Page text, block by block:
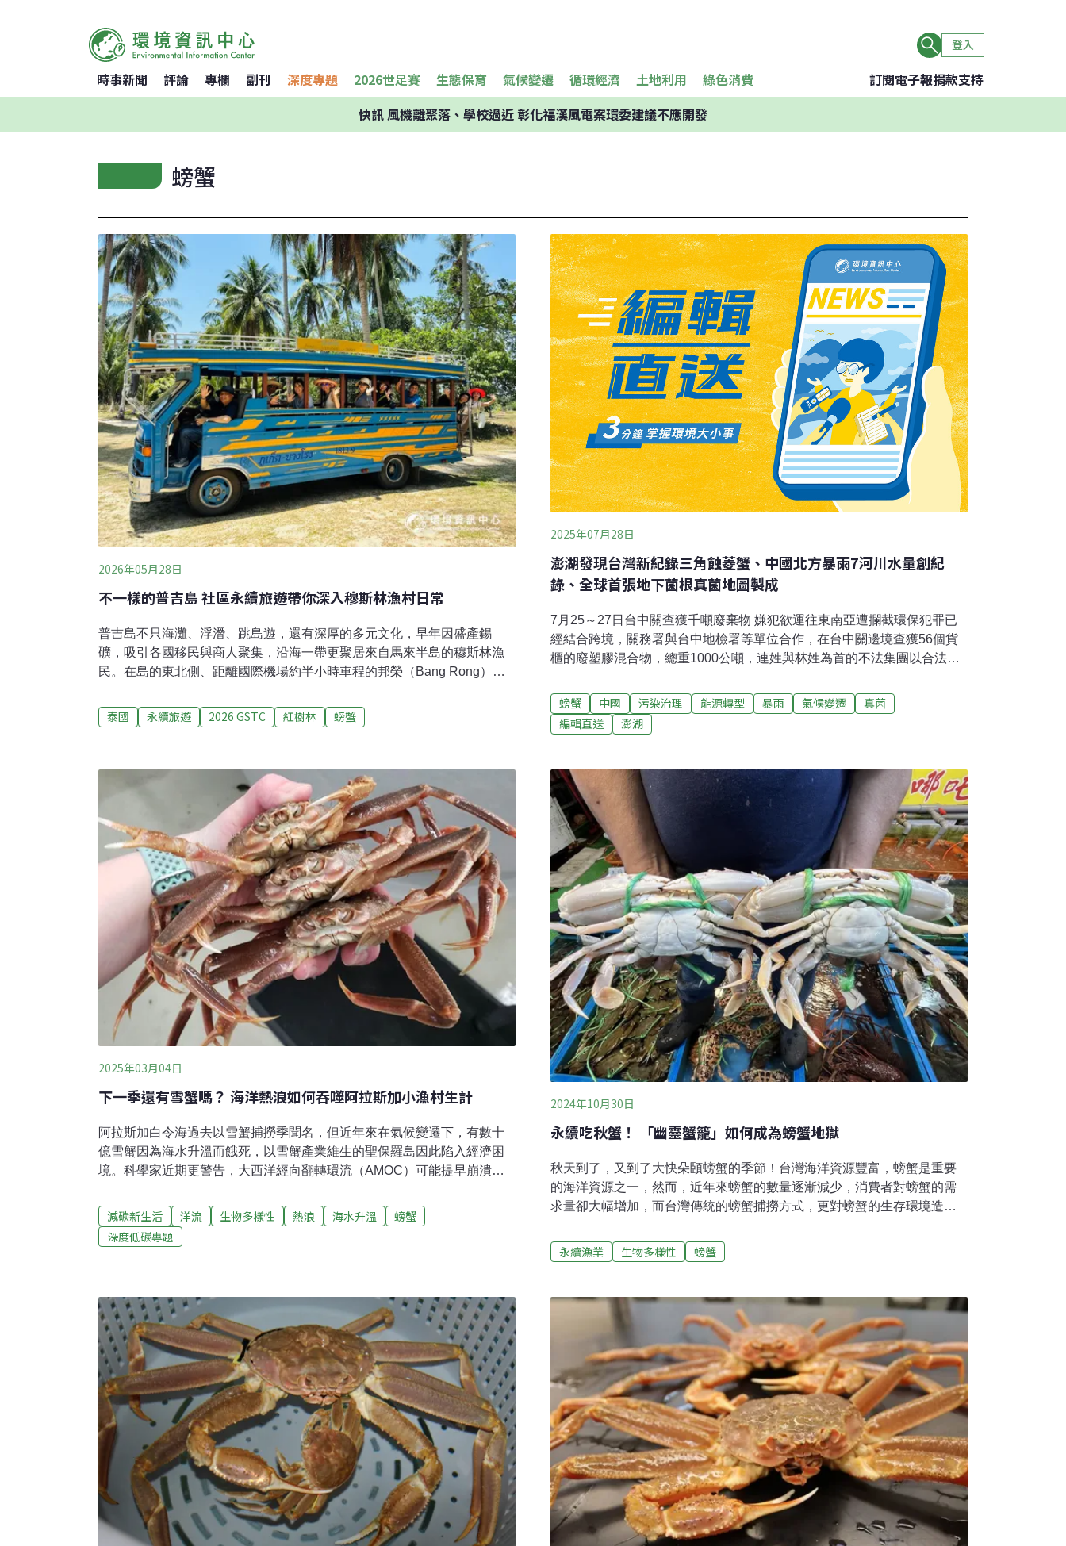
登入
時事新聞 評論 專欄 副刊 深度專題 2026世足賽 生態保育 氣候變遷 循環經濟 土地利用 綠色消費 訂閱電子報捐款支持
快訊風機離聚落、學校過近 彰化福漢風電案環委建議不應開發
螃蟹
2026年05月28日
不一樣的普吉島 社區永續旅遊帶你深入穆斯林漁村日常
普吉島不只海灘、浮潛、跳島遊，還有深厚的多元文化，早年因盛產錫
礦，吸引各國移民與商人聚集，沿海一帶更聚居來自馬來半島的穆斯林漁
民。在島的東北側、距離國際機場約半小時車程的邦榮（Bang Rong）社
島。邦榮社區永續旅遊獲泰國觀光局頒「負責任保育獎」，更取得國際
Good Travel Seal認證。邦榮早在多年前就投入社區永續旅遊，但直至近年
藝、採收鳳梨與品嚐果汁和點心、認識泰國橡膠產業、採摘椰子與泰南甜
點料理DIY、中午在河畔清真餐廳享用在地午餐；一日遊則多加搭乘泰國傳
統長尾船穿越紅樹林、在茫茫大海中尋找小章魚、認識螃蟹銀行，最後搭
船前往社區周邊無人島，享受美麗夕陽。邦榮社區永續旅遊組織的理事長
Prasert Ritraksa指出，邦榮範圍廣大，約有3000名居民，8
泰國 永續旅遊 2026 GSTC 紅樹林 螃蟹
2025年07月28日
澎湖發現台灣新紀錄三角蝕菱蟹、中國北方暴雨7河川水量創紀
錄、全球首張地下菌根真菌地圖製成
7月25～27日台中關查獲千噸廢棄物 嫌犯欲運往東南亞遭攔截環保犯罪已
經結合跨境，關務署與台中地檢署等單位合作，在台中關邊境查獲56個貨
櫃的廢塑膠混合物，總重1000公噸，連姓與林姓為首的不法集團以合法掩
依違反《廢棄物清理法》遭檢方起訴。（公視新聞網報導）非法傾倒查扣
機具處置惹議 苗檢：證據已保全苗栗縣造橋鄉自然運動公園日前遭非法
傾倒大量廢棄物，檢方偵辦後將部分挖土機及砂石車交由業者代保管，引
（中央社報導）
螃蟹 中國 污染治理 能源轉型 暴雨 氣候變遷
真菌
編輯直送
澎湖
2025年03月04日
下一季還有雪蟹嗎？ 海洋熱浪如何吞噬阿拉斯加小漁村生計
阿拉斯加白令海過去以雪蟹捕撈季聞名，但近年來在氣候變遷下，有數十
億雪蟹因為海水升溫而餓死，以雪蟹產業維生的聖保羅島因此陷入經濟困
境。科學家近期更警告，大西洋經向翻轉環流（AMOC）可能提早崩潰，
的挑戰。雪蟹減產重創聖保羅島 小島生計陷入困境冬季原本是阿拉斯加聖
保羅島最忙碌的時節，白令海上常響起漁船引擎的轟鳴，加工廠裡滿是工
人忙碌的身影。但2022年10月，阿拉斯加漁業與狩獵局因為雪蟹數量急劇
濟高度依賴雪蟹產業，這裡擁有全北美最大的螃蟹加工設施，雇用了大約
400名員工，其中多數是季節性工人。這些加工廠不僅處理商業捕蟹船運來
的螃蟹，還透過徵收漁船登陸稅、雪蟹銷售稅以及提供燃料、物資和後勤
支持，為城市
減碳新生活 洋流 生物多樣性 熱浪 海水升溫
螃蟹
深度低碳專題
2024年10月30日
永續吃秋蟹！ 「幽靈蟹籠」如何成為螃蟹地獄
秋天到了，又到了大快朵頣螃蟹的季節！台灣海洋資源豐富，螃蟹是重要
的海洋資源之一，然而，近年來螃蟹的數量逐漸減少，消費者對螃蟹的需
求量卻大幅增加，而台灣傳統的螃蟹捕撈方式，更對螃蟹的生存環境造成
有你！認識台灣沿近海螃蟹籠具與永續發展」，邀請了國立台灣海洋大學
環境生物與漁業科學系教授兼系主任藍國瑋分享螃蟹籠具的改革與保育行
定點，從海底拉上一個又一個編織複雜的鐵絲籠具，裡頭困著數隻肥美的
螃蟹，幸運的話，還能抓到一隻價值不菲的鰻魚。使用「籠具」是台灣漁
業常見的作業型態，屬於誘導陷阱類。籠具為由鐵絲所編成的半圓柱形籠
子，漁民會將味道極重的餌料放置於入口下方，吸引螃蟹等魚類靠近、群
聚於入口處，利用魚群們互相推擠入籠以捕獲目標，同時，也可能有其他
魚類為捕食籠中魚類，一同被困
永續漁業 生物多樣性 螃蟹